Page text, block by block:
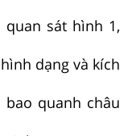
sát hình 1,
dạng và kích
quanh châu